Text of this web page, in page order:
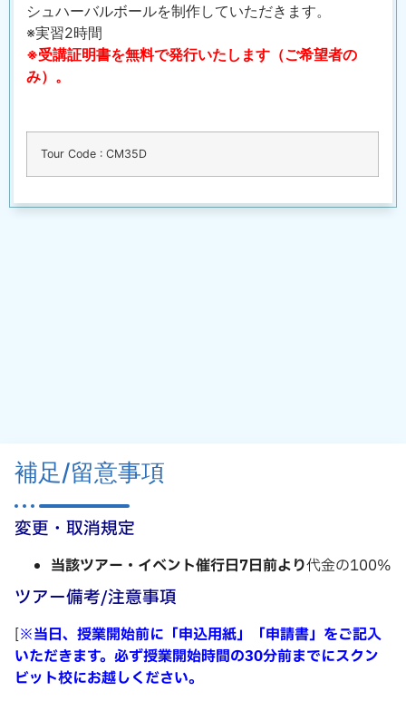
シュハーバルボールを制作していただきます。
※実習2時間
※受講証明書を無料で発行いたします（ご希望者の
み）。
Tour Code : CM35D
補足/留意事項
変更・取消規定
当該ツアー・イベント催行日7日前より代金の100%
ツアー備考/注意事項
[※当日、授業開始前に「申込用紙」「申請書」をご記入
いただきます。必ず授業開始時間の30分前までにスクン
ビット校にお越しください。